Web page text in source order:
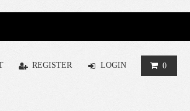
REGISTER LOGIN 0